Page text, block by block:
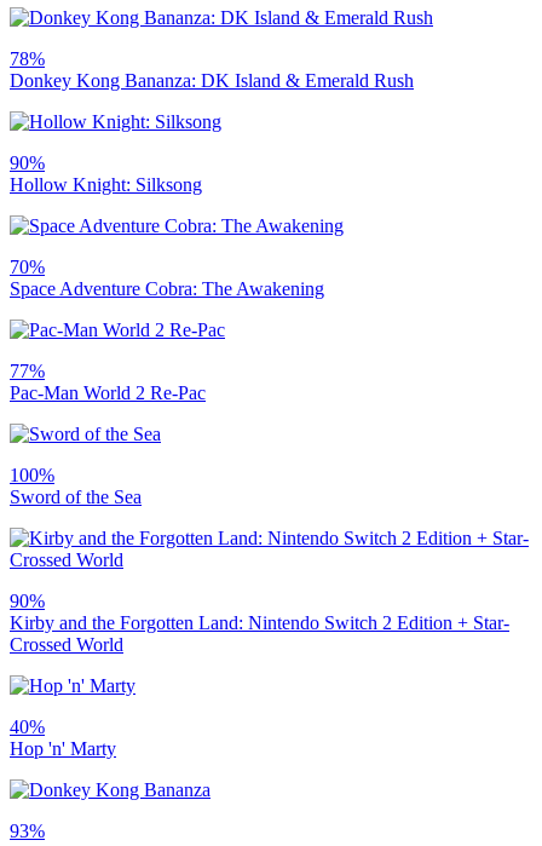
78%
Donkey Kong Bananza: DK Island & Emerald Rush
90%
Hollow Knight: Silksong
70%
Space Adventure Cobra: The Awakening
77%
Pac-Man World 2 Re-Pac
100%
Sword of the Sea
90%
Kirby and the Forgotten Land: Nintendo Switch 2 Edition + Star-
Crossed World
40%
Hop 'n' Marty
93%